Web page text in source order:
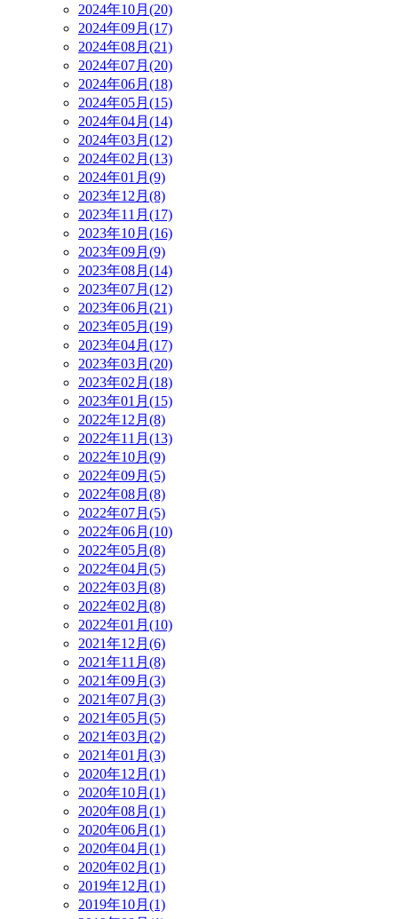
2024年10月(20)
2024年09月(17)
2024年08月(21)
2024年07月(20)
2024年06月(18)
2024年05月(15)
2024年04月(14)
2024年03月(12)
2024年02月(13)
2024年01月(9)
2023年12月(8)
2023年11月(17)
2023年10月(16)
2023年09月(9)
2023年08月(14)
2023年07月(12)
2023年06月(21)
2023年05月(19)
2023年04月(17)
2023年03月(20)
2023年02月(18)
2023年01月(15)
2022年12月(8)
2022年11月(13)
2022年10月(9)
2022年09月(5)
2022年08月(8)
2022年07月(5)
2022年06月(10)
2022年05月(8)
2022年04月(5)
2022年03月(8)
2022年02月(8)
2022年01月(10)
2021年12月(6)
2021年11月(8)
2021年09月(3)
2021年07月(3)
2021年05月(5)
2021年03月(2)
2021年01月(3)
2020年12月(1)
2020年10月(1)
2020年08月(1)
2020年06月(1)
2020年04月(1)
2020年02月(1)
2019年12月(1)
2019年10月(1)